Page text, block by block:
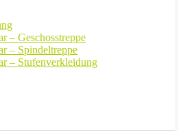
– Geschosstreppe
– Spindeltreppe
– Stufenverkleidung